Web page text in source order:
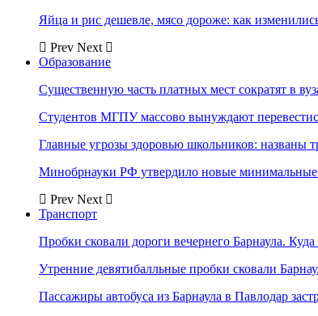
Яйца и рис дешевле, мясо дороже: как
Prev Next
Образование
Существенную часть платных мест сократят в
Студентов МГПУ массово вынуждают
Главные угрозы здоровью школьников: названы
Минобрнауки РФ утвердило новые
Prev Next
Транспорт
Пробки сковали дороги вечернего Барнаула. Куда
Утренние девятибалльные пробки сковали
Пассажиры автобуса из Барнаула в Павлодар